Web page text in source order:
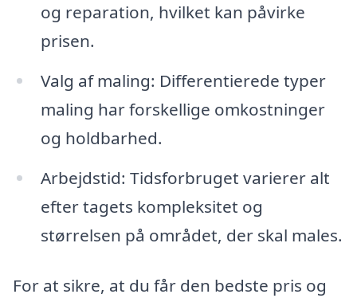
og reparation, hvilket kan påvirke
prisen.
Valg af maling: Differentierede typer
maling har forskellige omkostninger
og holdbarhed.
Arbejdstid: Tidsforbruget varierer alt
efter tagets kompleksitet og
størrelsen på området, der skal males.
For at sikre, at du får den bedste pris og